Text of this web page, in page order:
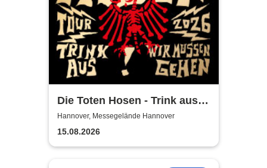
Die Toten Hosen - Trink aus!
Wir müssen gehen - Tour
2026
Hannover, Messegelände Hannover
15.08.2026